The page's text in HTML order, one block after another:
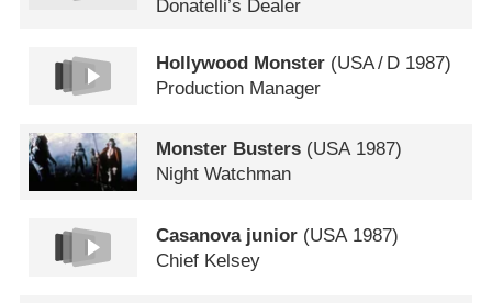
Donatelli’s Dealer
Hollywood Monster (USA/ D 1987)
Production Manager
Monster Busters (USA1987)
Night Watchman
Casanova junior (USA 1987)
Chief Kelsey